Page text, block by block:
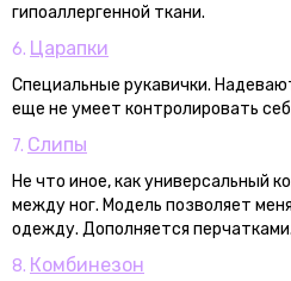
гипоаллергенной ткани.
6. Царапки
Специальные рукавички.
еще не умеет контролировать
7. Слипы
Не что иное, как универсальный
между ног. Модель позволяет
одежду. Дополняется перчатками.
8. Комбинезон